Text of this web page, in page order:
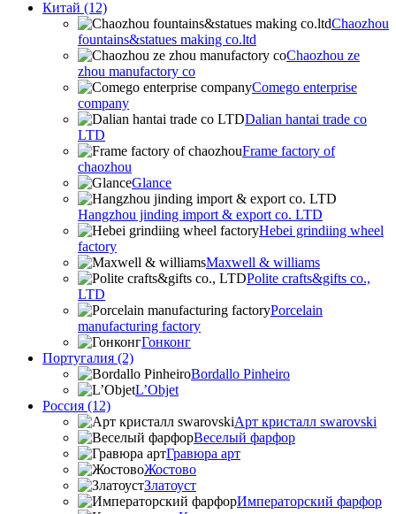
Китай (12)
Chaozhou
fountains&statues making co.ltd
Chaozhou ze
zhou manufactory co
Comego enterprise
company
Dalian hantai trade co
LTD
Frame factory of
chaozhou
Glance
Hangzhou jinding import & export co. LTD
Hebei grindiing wheel
factory
Maxwell & williams
Polite crafts&gifts co.,
LTD
Porcelain
manufacturing factory
Гонконг
Португалия (2)
Bordallo Pinheiro
L’Objet
Россия (12)
Арт кристалл swarovski
Веселый фарфор
Гравюра арт
Жостово
Златоуст
Императорский фарфор